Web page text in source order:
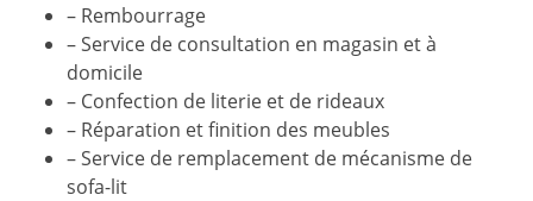
– Rembourrage
– Service de consultation en magasin et à
domicile
– Confection de literie et de rideaux
– Réparation et finition des meubles
– Service de remplacement de mécanisme de
sofa-lit